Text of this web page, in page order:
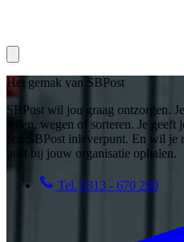
Het gemak van SBPost
SBPost wil jou graag ontzorgen.
tellen, wegen of sorteren. Je
een SBPost inleverpunt. En wil
post bij jouw organisatie ophalen.
Tel. 0313 - 670 290